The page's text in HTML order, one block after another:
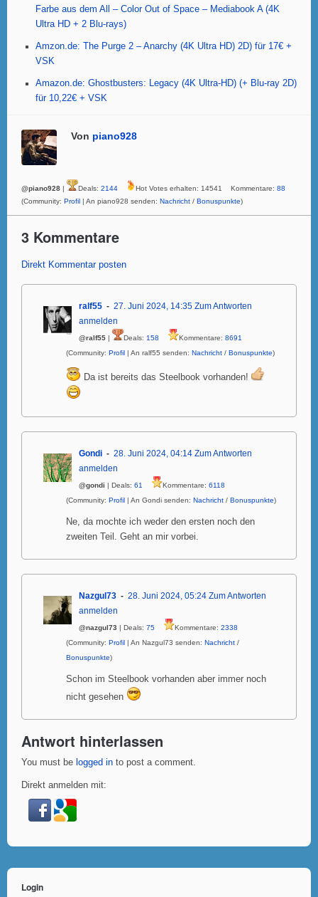
Farbe aus dem All – Color Out of Space – Mediabook A (4K
Ultra HD + 2 Blu-rays)
Amzon.de: The Purge 2 – Anarchy (4K Ultra HD) 2D) für 17€ +
VSK
Amazon.de: Ghostbusters: Legacy (4K Ultra-HD) (+ Blu-ray 2D)
für 10,22€ + VSK
Von piano928
@piano928 | Deals: 2144 Hot Votes erhalten: 14541 Kommentare: 88
(Community: Profil | An piano928 senden: Nachricht / Bonuspunkte)
3 Kommentare
Direkt Kommentar posten
ralf55 27. Juni 2024, 14:35 Zum Antworten
anmelden
@ralf55 | Deals: 158 Kommentare: 8691
(Community: Profil | An ralf55 senden: Nachricht / Bonuspunkte)
Da ist bereits das Steelbook vorhanden!
Gondi 28. Juni 2024, 04:14 Zum Antworten
anmelden
@gondi | Deals: 61 Kommentare: 6118
(Community: Profil | An Gondi senden: Nachricht / Bonuspunkte)
Ne, da mochte ich weder den ersten noch den
zweiten Teil. Geht an mir vorbei.
Nazgul73 28. Juni 2024, 05:24 Zum Antworten
anmelden
@nazgul73 | Deals: 75 Kommentare: 2338
(Community: Profil | An Nazgul73 senden: Nachricht /
Bonuspunkte)
Schon im Steelbook vorhanden aber immer noch
nicht gesehen
Antwort hinterlassen
You must be logged in to post a comment.
Direkt anmelden mit:
Login